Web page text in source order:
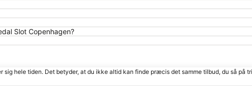
Slot Copenhagen?
sig hele tiden. Det betyder, at du ikke altid kan finde præcis det samme tilbud, du så på